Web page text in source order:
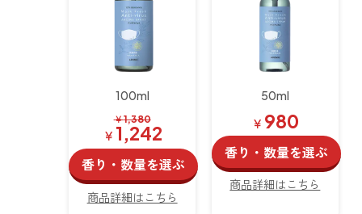
100ml
￥1,380
￥ 1,242
香り・数量を選ぶ
商品詳細はこちら
50ml
￥ 980
香り・数量を選ぶ
商品詳細はこちら